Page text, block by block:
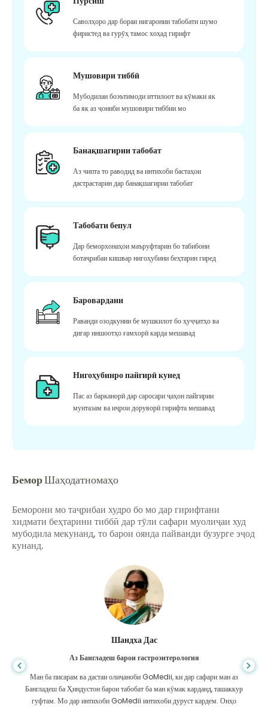
Саволҳоро дар бораи нигаронии табобати шумо
фиристед ва гурӯҳ тамос хоҳад гирифт
Мушовири тиббӣ
Мубодилаи боэътимоди иттилоот ва кӯмаки як
ба як аз ҷониби мушовири тиббии мо
Банақшагирии табобат
Аз чипта то раводид ва интихоби бастаҳои
дастрастарин дар банақшагирии табобат
Табобати бепул
Дар беморхонаҳои маъруфтарин бо табибони
ботаҷрибаи кишвар нигоҳубини беҳтарин гиред
Баровардани
Раванди озодкунии бе мушкилот бо ҳуҷҷатҳо ва
дигар иншоотҳо ғамхорӣ карда мешавад
Нигоҳубинро пайгирӣ кунед
Пас аз барканорӣ дар саросари ҷаҳон пайгирии
мунтазам ва иҷрои доруворӣ гирифта мешавад
БеморШаҳодатномаҳо
Беморони мо таҷрибаи худро бо мо дар гирифтани
хидмати беҳтарини тиббӣ дар тӯли сафари муолиҷаи худ
мубодила мекунанд, то барои оянда пайванди бузурге эҷод
кунанд.
Шандха Дас
Аз Бангладеш барои гастроэнтерология
Ман ба писарам ва дастаи олиҷаноби GoMedii, ки дар сафари ман аз
Бангладеш ба Ҳиндустон барои табобат ба ман кӯмак карданд, ташаккур
гуфтам. Мо дар интихоби GoMedii интихоби дуруст кардем. Онҳо